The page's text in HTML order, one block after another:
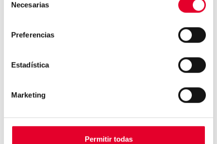
Necesarias
Preferencias
Estadística
Marketing
Permitir todas